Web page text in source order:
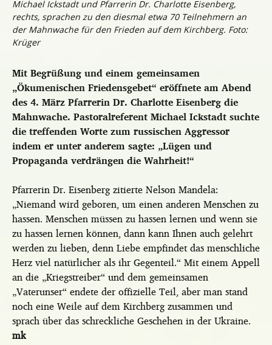
Michael Ickstadt und Pfarrerin Dr. Charlotte Eisenberg,
rechts, sprachen zu den diesmal etwa 70 Teilnehmern an
der Mahnwache für den Frieden auf dem Kirchberg. Foto:
Krüger
Mit Begrüßung und einem gemeinsamen
„Ökumenischen Friedensgebet“ eröffnete am Abend
des 4. März Pfarrerin Dr. Charlotte Eisenberg die
Mahnwache. Pastoralreferent Michael Ickstadt suchte
die treffenden Worte zum russischen Aggressor
indem er unter anderem sagte: „Lügen und
Propaganda verdrängen die Wahrheit!“
Pfarrerin Dr. Eisenberg zitierte Nelson Mandela:
„Niemand wird geboren, um einen anderen Menschen zu
hassen. Menschen müssen zu hassen lernen und wenn sie
zu hassen lernen können, dann kann Ihnen auch gelehrt
werden zu lieben, denn Liebe empfindet das menschliche
Herz viel natürlicher als ihr Gegenteil.“ Mit einem Appell
an die „Kriegstreiber“ und dem gemeinsamen
„Vaterunser“ endete der offizielle Teil, aber man stand
noch eine Weile auf dem Kirchberg zusammen und
sprach über das schreckliche Geschehen in der Ukraine.
mk